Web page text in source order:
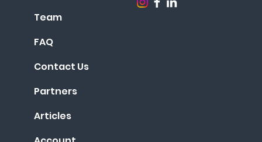
Team
FAQ
Contact Us
Partners
Articles